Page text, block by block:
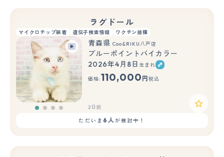
ラグドール
マイクロチップ装着 遺伝子検査情報 ワクチン接種
青森県 Coo&RIKU八戸店
ブルーポイントバイカラー
2026年4月8日 生まれ
価格:110,000 円 税込
2日前
ただいま 6人が検討中！